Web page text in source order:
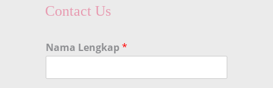
Contact Us
Nama Lengkap*